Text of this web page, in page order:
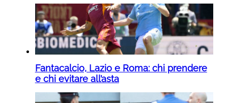
Fantacalcio, Lazio e Roma: chi prendere
e chi evitare all’asta